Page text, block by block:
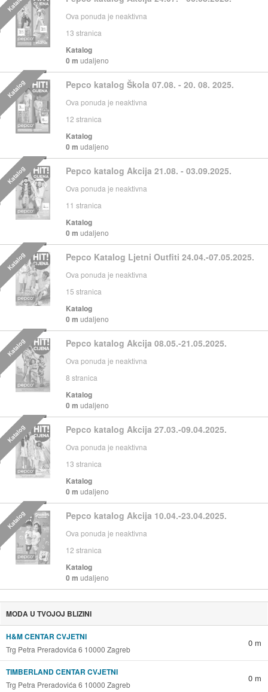
Ova ponuda je neaktivna
13 stranica
Katalog
0 m udaljeno
Pepco katalog Škola 07.08. - 20. 08. 2025.
Ova ponuda je neaktivna
12 stranica
Katalog
0 m udaljeno
Katalog
Pepco katalog Akcija 21.08. - 03.09.2025.
Ova ponuda je neaktivna
11 stranica
Katalog
0 m udaljeno
Katalog
Pepco Katalog Ljetni Outfiti 24.04.-07.05.2025.
Ova ponuda je neaktivna
15 stranica
Katalog
0 m udaljeno
Katalog
Pepco katalog Akcija 08.05.-21.05.2025.
Ova ponuda je neaktivna
8 stranica
Katalog
0 m udaljeno
Katalog
Pepco katalog Akcija 27.03.-09.04.2025.
Ova ponuda je neaktivna
13 stranica
Katalog
0 m udaljeno
Katalog
Pepco katalog Akcija 10.04.-23.04.2025.
Ova ponuda je neaktivna
12 stranica
Katalog
0 m udaljeno
Katalog
MODA U TVOJOJ BLIZINI
H&M CENTAR CVJETNI
Trg Petra Preradovića 6 10000 Zagreb
0 m
TIMBERLAND CENTAR CVJETNI
Trg Petra Preradovića 6 10000 Zagreb
0 m